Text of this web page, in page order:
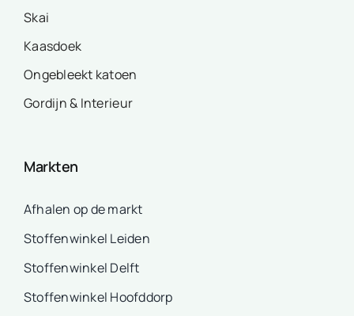
Skai
Kaasdoek
Ongebleekt katoen
Gordijn & Interieur
Markten
Afhalen op de markt
Stoffenwinkel Leiden
Stoffenwinkel Delft
Stoffenwinkel Hoofddorp